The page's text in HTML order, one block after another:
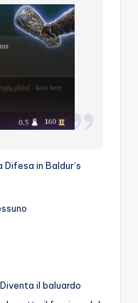
in Baldur’s
Diventa il baluardo